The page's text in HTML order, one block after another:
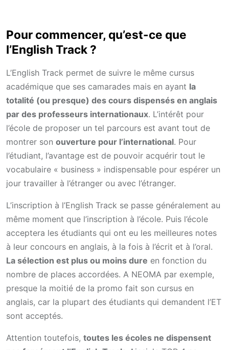
Pour commencer, qu’est-ce que
l’English Track ?
L’English Track permet de suivre le même cursus
académique que ses camarades mais en ayant la
totalité (ou presque) des cours dispensés en anglais
par des professeurs internationaux. L’intérêt pour
l’école de proposer un tel parcours est avant tout de
montrer son ouverture pour l’international. Pour
l’étudiant, l’avantage est de pouvoir acquérir tout le
vocabulaire « business » indispensable pour espérer un
jour travailler à l’étranger ou avec l’étranger.
L’inscription à l’English Track se passe généralement au
même moment que l’inscription à l’école. Puis l’école
acceptera les étudiants qui ont eu les meilleures notes
à leur concours en anglais, à la fois à l’écrit et à l’oral.
La sélection est plus ou moins dure en fonction du
nombre de places accordées. A NEOMA par exemple,
presque la moitié de la promo fait son cursus en
anglais, car la plupart des étudiants qui demandent l’ET
sont acceptés.
Attention toutefois, toutes les écoles ne dispensent